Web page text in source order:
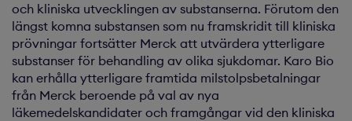
och kliniska utvecklingen av substanserna. Förutom den
längst komna substansen som nu framskridit till kliniska
prövningar fortsätter Merck att utvärdera ytterligare
substanser för behandling av olika sjukdomar. Karo Bio
kan erhålla ytterligare framtida milstolpsbetalningar
från Merck beroende på val av nya
läkemedelskandidater och framgångar vid den kliniska